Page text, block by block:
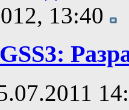
13:40